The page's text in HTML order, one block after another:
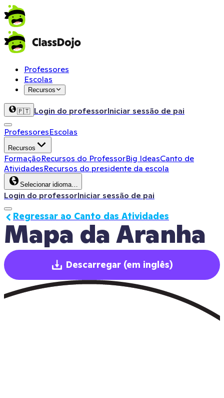
Professores
Escolas
Recursos
🇵🇹 Login do professorIniciar sessão de pai
ProfessoresEscolas
Recursos
FormaçãoRecursos do ProfessorBig IdeasCanto de
AtividadesRecursos do presidente da escola
Selecionar idioma…
Login do professorIniciar sessão de pai
Mapa da Aranha
Regressar ao Canto das Atividades
Descarregar (em inglês)